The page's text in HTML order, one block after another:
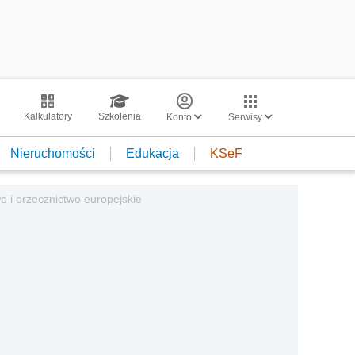
Kalkulatory Szkolenia Konto Serwisy
Nieruchomości Edukacja KSeF
i orzecznictwo europejskie